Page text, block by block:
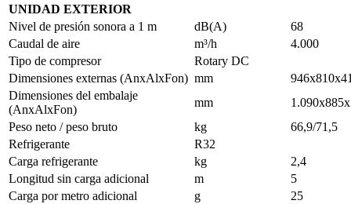
UNIDAD EXTERIOR
Nivel de presión sonora a 1 m
dB(A)
68
Caudal de aire
m³/h
4.000
Tipo de compresor
Rotary DC
Dimensiones externas (AnxAlxFon) mm
Dimensiones del embalaje
(AnxAlxFon)
mm
Peso neto / peso bruto
kg
66,9/71,5
Refrigerante
R32
Carga refrigerante
kg
2,4
Longitud sin carga adicional
m
5
Carga por metro adicional
g
25